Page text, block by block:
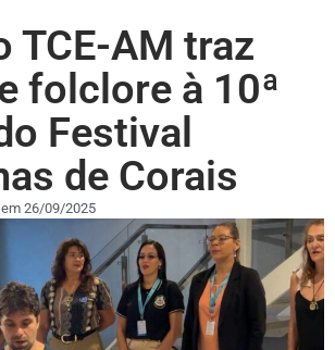
TCE-AM traz
folclore à 10ª
Festival
de Corais
26/09/2025